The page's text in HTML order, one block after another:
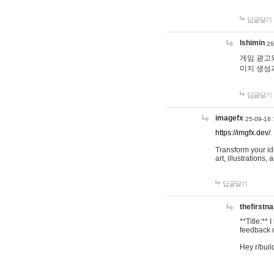
답글달기
lshimin
게임 광고
미지 생성
답글달기
imagefx 25-09-16
https://imgfx.dev/
Transform your
art, illustrations,
답글달기
**Title:** I
feedback
Hey r/